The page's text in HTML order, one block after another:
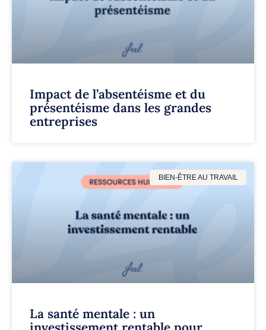
Impact de l’absentéisme et du
présentéisme dans les grandes
entreprises
BIEN-ÊTRE AU TRAVAIL
La santé mentale : un